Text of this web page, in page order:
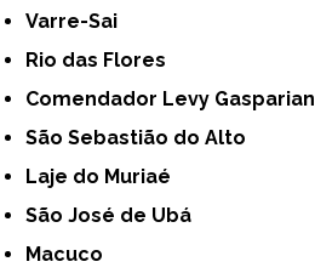
Varre-Sai
Rio das Flores
Comendador Levy Gasparian
São Sebastião do Alto
Laje do Muriaé
São José de Ubá
Macuco